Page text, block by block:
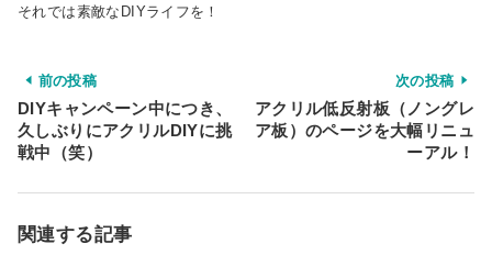
それでは素敵なDIYライフを！
前の投稿
DIYキャンペーン中につき、
久しぶりにアクリルDIYに挑
戦中（笑）
次の投稿
アクリル低反射板（ノングレ
ア板）のページを大幅リニュ
ーアル！
関連する記事